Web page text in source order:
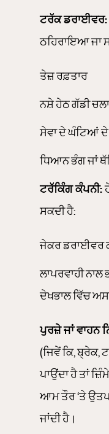
ਟਰੱਕ ਡਰਾਈਵਰ:
ਠਹਿਰਾਇਆ ਜਾ
ਤੇਜ਼ ਰਫ਼ਤਾਰ
ਨਸ਼ੇ ਹੇਠ ਗੱਡੀ
ਸੇਵਾ ਦੇ ਘੰਟਿਆਂ ਦੇ
ਧਿਆਨ ਭੰਗ ਜਾਂ
ਟਰੱਕਿੰਗ ਕੰਪਨੀ:
ਸਕਦੀ ਹੈ:
ਜੇਕਰ ਡਰਾਈਵਰ
ਲਾਪਰਵਾਹੀ ਨਾਲ
ਦੇਖਭਾਲ ਵਿੱਚ
ਪੁਰਜ਼ੇ ਜਾਂ ਵਾਹਨ
(ਜਿਵੇਂ ਕਿ, ਬ੍ਰੇਕ,
ਪਾਉਂਦਾ ਹੈ ਤਾਂ
ਆਮ ਤੌਰ ‘ਤੇ
ਜਾਂਦੀ ਹੈ।